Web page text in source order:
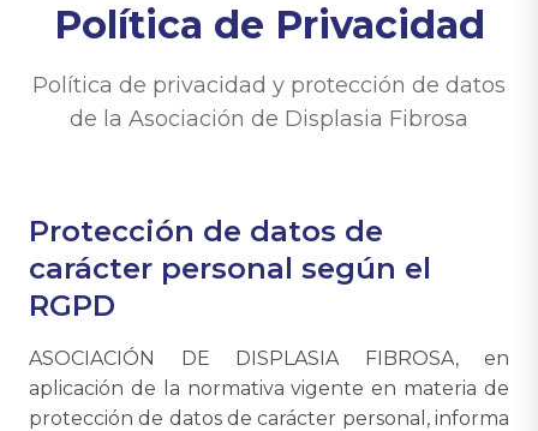
Política de Privacidad
Política de privacidad y protección de datos
de la Asociación de Displasia Fibrosa
Protección de datos de
carácter personal según el
RGPD
ASOCIACIÓN DE DISPLASIA FIBROSA, en
aplicación de la normativa vigente en materia de
protección de datos de carácter personal, informa